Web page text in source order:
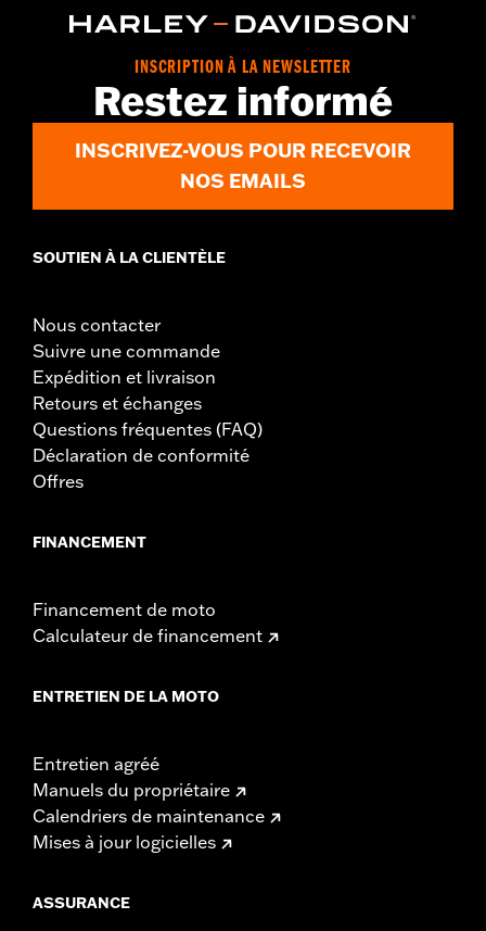
INSCRIPTION À LA NEWSLETTER
Restez informé
INSCRIVEZ-VOUS POUR RECEVOIR
NOS EMAILS
SOUTIEN À LA CLIENTÈLE
Nous contacter
Suivre une commande
Expédition et livraison
Retours et échanges
Questions fréquentes (FAQ)
Déclaration de conformité
Offres
FINANCEMENT
Financement de moto
Calculateur de financement
ENTRETIEN DE LA MOTO
Entretien agréé
Manuels du propriétaire
Calendriers de maintenance
Mises à jour logicielles
ASSURANCE